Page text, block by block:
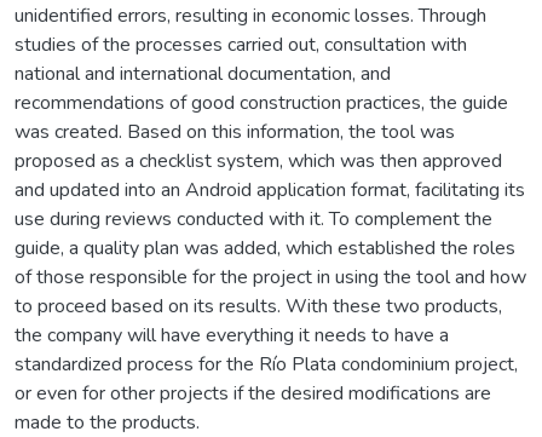
unidentified errors, resulting in economic losses. Through
studies of the processes carried out, consultation with
national and international documentation, and
recommendations of good construction practices, the guide
was created. Based on this information, the tool was
proposed as a checklist system, which was then approved
and updated into an Android application format, facilitating its
use during reviews conducted with it. To complement the
guide, a quality plan was added, which established the roles
of those responsible for the project in using the tool and how
to proceed based on its results. With these two products,
the company will have everything it needs to have a
standardized process for the Río Plata condominium project,
or even for other projects if the desired modifications are
made to the products.